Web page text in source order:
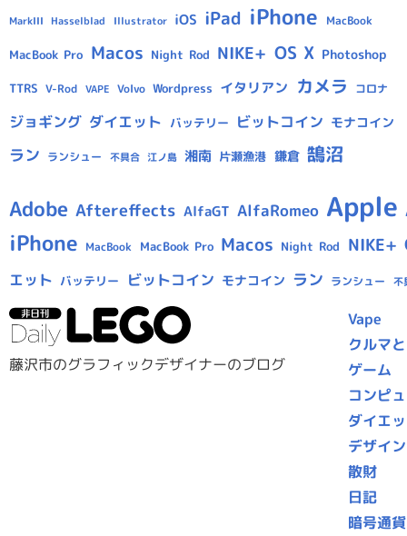
MarkIII Hasselblad Illustrator iOS iPad iPhone MacBook
MacBook Pro Macos Night Rod NIKE+ OS X Photoshop
TTRS V-Rod VAPE Volvo Wordpress イタリアン カメラ コロナ
ジョギング ダイエット バッテリー ビットコイン モナコイン
ラン ランシュー 不具合 江ノ島 湘南 片瀬漁港 鎌倉 鵠沼
Adobe Aftereffects AlfaGT AlfaRomeo Apple
iPhone MacBook MacBook Pro Macos Night Rod NIKE+
エット バッテリー ビットコイン モナコイン ラン ランシュー 不
藤沢市のグラフィックデザイナーのブログ
Vape
クルマ
ゲーム
コンピ
ダイエ
デザイ
散財
日記
暗号通